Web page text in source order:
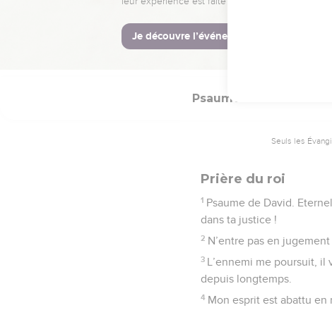
8 Fais-moi sortir de ma
Psaumes
Seuls les
Prière du roi
1 Psaume de David.
dans ta justice !
2 N’entre pas en
3 L’ennemi me poursuit,
depuis longtemps.
4 Mon esprit est abattu